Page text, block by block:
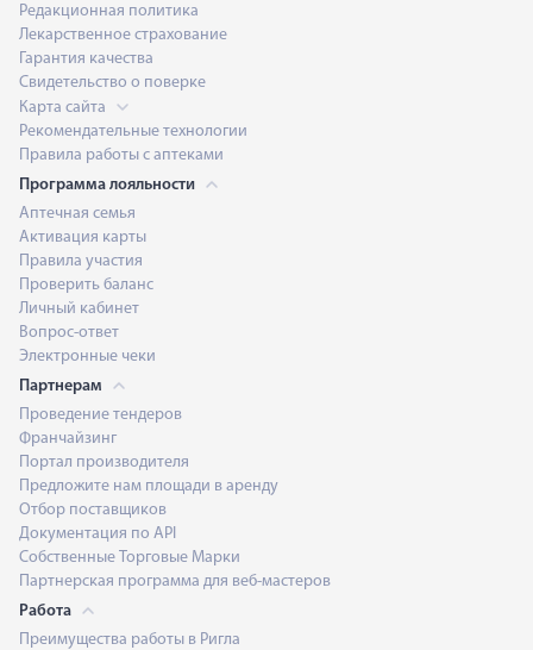
Редакционная политика
Лекарственное страхование
Гарантия качества
Свидетельство о поверке
Карта сайта
Рекомендательные технологии
Правила работы с аптеками
Программа лояльности
Аптечная семья
Активация карты
Правила участия
Проверить баланс
Личный кабинет
Вопрос-ответ
Электронные чеки
Партнерам
Проведение тендеров
Франчайзинг
Портал производителя
Предложите нам площади в аренду
Отбор поставщиков
Документация по API
Собственные Торговые Марки
Партнерская программа для веб-мастеров
Работа
Преимущества работы в Ригла